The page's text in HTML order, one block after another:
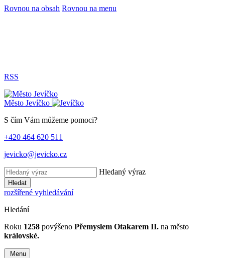
Rovnou na obsah Rovnou na menu
RSS
Město Jevíčko
S čím Vám můžeme pomoci?
+420 464 620 511
jevicko@jevicko.cz
Hledaný výraz
Hledat
rozšířené vyhledávání
Hledání
Roku 1258 povýšeno Přemyslem Otakarem II. na město
královské.
Menu